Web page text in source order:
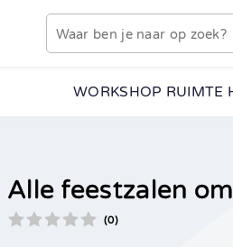
WORKSHOP RUIMTE
Alle feestzalen
(0)